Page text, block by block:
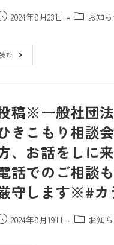
2024年8月23日 お知
む
稿※一般社団
きこもり相談
、お話をしに
話でのご相談
守します※#
2024年8月19日 お知